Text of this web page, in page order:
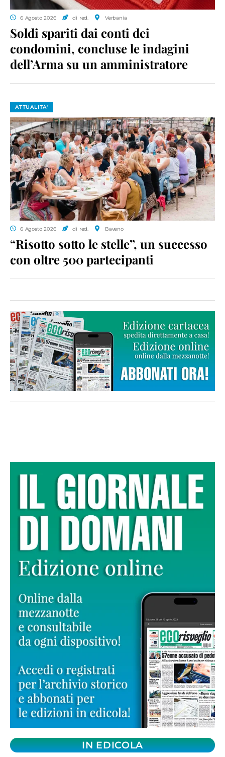
6 Agosto 2026 di red. Verbania
Soldi spariti dai conti dei
condomini, concluse le indagini
dell’Arma su un amministratore
ATTUALITA'
6 Agosto 2026 di red. Baveno
“Risotto sotto le stelle”, un successo
con oltre 500 partecipanti
IN EDICOLA